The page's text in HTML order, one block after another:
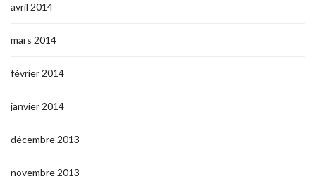
avril 2014
mars 2014
février 2014
janvier 2014
décembre 2013
novembre 2013